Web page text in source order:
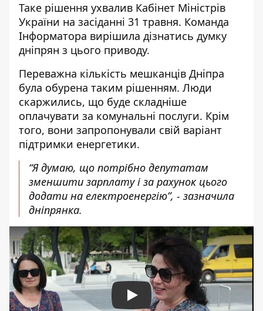
Таке рішення ухвалив Кабінет Міністрів
України на засіданні 31 травня. Команда
Інформатора вирішила дізнатись думку
дніпрян з цього приводу.
Переважна кількість мешканців Дніпра
була обурена таким рішенням. Люди
скаржились, що буде складніше
оплачувати за комунальні послуги. Крім
того, вони запропонували свій варіант
підтримки енергетики.
“Я думаю, що потрібно депутатам
зменшити зарплату і за рахунок цього
додати на електроенергію”, - зазначила
дніпрянка.
Play